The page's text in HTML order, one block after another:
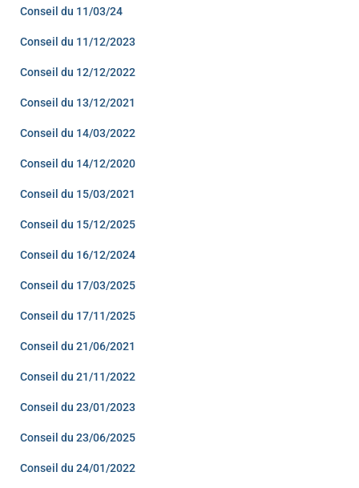
Conseil du 11/03/24
Conseil du 11/12/2023
Conseil du 12/12/2022
Conseil du 13/12/2021
Conseil du 14/03/2022
Conseil du 14/12/2020
Conseil du 15/03/2021
Conseil du 15/12/2025
Conseil du 16/12/2024
Conseil du 17/03/2025
Conseil du 17/11/2025
Conseil du 21/06/2021
Conseil du 21/11/2022
Conseil du 23/01/2023
Conseil du 23/06/2025
Conseil du 24/01/2022